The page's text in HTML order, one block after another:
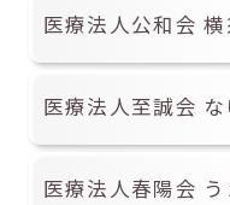
医療法人公和会
医療法人至誠会
医療法人春陽会